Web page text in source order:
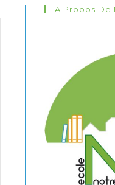
A Propos De